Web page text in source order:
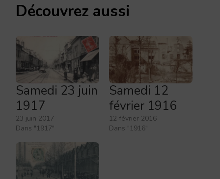
Découvrez aussi
Samedi 23 juin
1917
23 juin 2017
Dans "1917"
Samedi 12
février 1916
12 février 2016
Dans "1916"